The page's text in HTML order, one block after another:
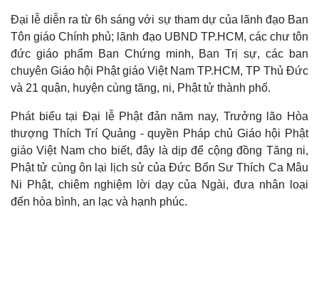
Đại lễ diễn ra từ 6h sáng với sự tham dự của lãnh đạo Ban
Tôn giáo Chính phủ; lãnh đạo UBND TP.HCM, các chư tôn
đức giáo phẩm Ban Chứng minh, Ban Trị sự, các ban
chuyên Giáo hội Phật giáo Việt Nam TP.HCM, TP Thủ Đức
và 21 quận, huyện cùng tăng, ni, Phật tử thành phố.
Phát biểu tại Đại lễ Phật đản năm nay, Trưởng lão Hòa
thượng Thích Trí Quảng - quyền Pháp chủ Giáo hội Phật
giáo Việt Nam cho biết, đây là dịp để cộng đồng Tăng ni,
Phật tử cùng ôn lại lịch sử của Đức Bổn Sư Thích Ca Mâu
Ni Phật, chiêm nghiệm lời dạy của Ngài, đưa nhân loại
đến hòa bình, an lạc và hạnh phúc.